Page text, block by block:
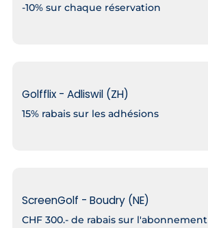
-10% sur chaque réservation
Golfflix - Adliswil (ZH)
15% rabais sur les adhésions
ScreenGolf - Boudry (NE)
CHF 300.- de rabais sur l'abonnement